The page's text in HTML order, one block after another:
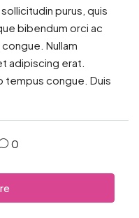
purus, quis
bibendum orci ac
Nullam
adipiscing erat.
tempus congue. Duis
0